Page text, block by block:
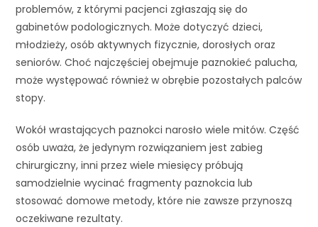
problemów, z którymi pacjenci zgłaszają się do
gabinetów podologicznych. Może dotyczyć dzieci,
młodzieży, osób aktywnych fizycznie, dorosłych oraz
seniorów. Choć najczęściej obejmuje paznokieć palucha,
może występować również w obrębie pozostałych palców
stopy.
Wokół wrastających paznokci narosło wiele mitów. Część
osób uważa, że jedynym rozwiązaniem jest zabieg
chirurgiczny, inni przez wiele miesięcy próbują
samodzielnie wycinać fragmenty paznokcia lub
stosować domowe metody, które nie zawsze przynoszą
oczekiwane rezultaty.